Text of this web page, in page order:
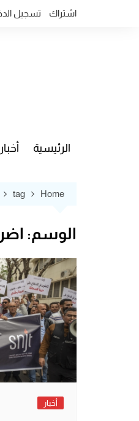
اشتراك تسجيل
الرئيسية أخبار
Home
tag
الوسم:
أخبار